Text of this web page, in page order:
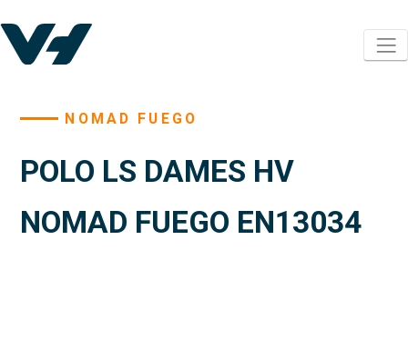
NOMAD FUEGO
POLO LS DAMES HV
NOMAD FUEGO EN13034